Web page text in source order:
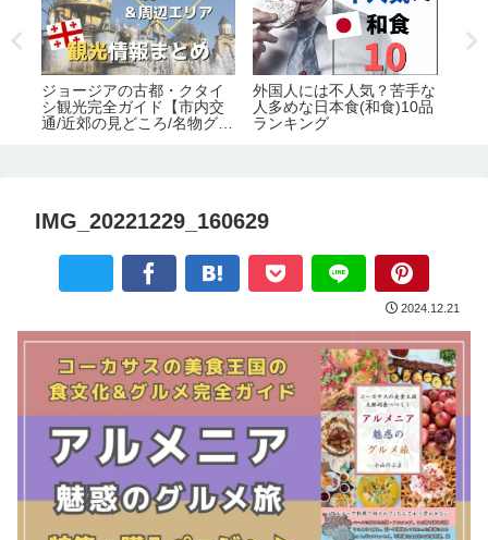
ジョージアの古都・クタイ
シ観光完全ガイド【市内交
通/近郊の見どころ/名物グル
外国人には不人気？苦手な
人多めな日本食(和食)10品
ランキング
IMG_20221229_160629
2024.12.21